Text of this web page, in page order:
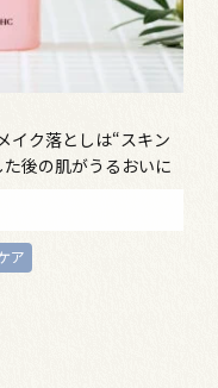
イク落としは“スキン
後の肌がうるおいに
ア